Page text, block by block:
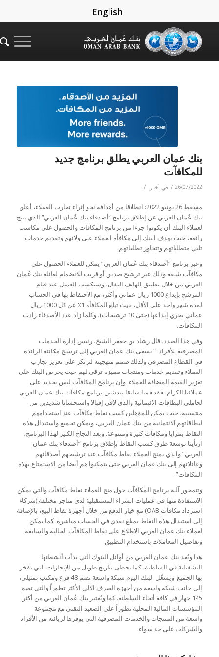
English
بنك عمان العربي يطلق برنامج جديد
للمكافآت
26/07/2022
/ في أخبار /
مسقط 26 يونيو 2022: انطلاقا من أهدافه نحو إثراء تجارب العملاء، أعلن
بنك عُمان العربي عن إطلاق برنامج “أصدقاء بنك عُمان العربي” الذي يتيح
لعملاء البنك أن يكونوا جزءا من برنامج المكافآت والحصول على مكاسب
رائعة، حيث يهدف البنك إلى مكافأة العملاء على ولائهم وتقديم خدمات
تلبي متطلباتهم وتتجاوز تطلعاتهم.
وعبر برنامج “أصدقاء بنك عُمان العربي” يمكن للعملاء الحصول على
مكافآت شيقة وذلك عبر ترشيح صديق أو قريب للانضمام لعائلة بنك عُمان
العربي من خلال تطبيق الهاتف النقال، وسيكسب العميل عند قيام
المرشح بإيداع 1000 ريال عماني وأكثر، مع الاحتفاظ بها في الحساب
لمدة شهر واحد على الأقل، حيث تبلغ المكافأة 1٪ عن كل 1000 ريال
عماني يجري إيداعها (حتى 10 ترشيحات)، وكلما زاد عدد الأصدقاء زادت
المكافآت.
وفي هذا الصدد، قال رشاد بن جعفر الشيخ، رئيس إدارة الخدمات
المصرفية للأفراد: ” يسعى بنك عمان العربي إلى ترسيخ مكانته الرائدة
في القطاع المصرفي ولذلك صمم منهجيته لترتكز على تعزيز تجارب
العملاء وتقديم خدمات ومنتجات مميزة ترقى لهم حيث يحرص البنك على
تعزيز القيمة المضافة للعملاء. وإن برنامج المكافآت ليس بجديد على
عملائنا الكرام، فقد قمنا سابقا بتدشين برنامج مكافآت بنك عمان العربي
لحاملي البطاقات الائتمانية والذي لاقى إقبالا واستحسانا شديدين من
منتسبيه، حيث يمكن للمؤهلين كسب نقاط مكافآت عند استخدامهم
لبطاقاتهم الائتمانية من بنك عمان العربي، ويمكن تجميع واستبدال هذه
النقاط بمزايا ومكافآت كثيرة ومتنوعة. وبعد النجاح الكبير لهذا البرنامج،
ارتأينا توسعة طرق كسب النقاط بإطلاق برنامج “أصدقاء بنك عمان
العربي” والذي يمنح العملاء نقاط مكافآت عند ترشيحهم أصدقائهم
وعائلاتهم إلى بنك عمان العربي حتى يتمكنوا هم أيضا من الاستمتاع بهذه
المكافآت”.
وتتمحور آلية برنامج المكافآت حول منح العملاء نقاط مكافآت والتي يمكن
الاستفادة منها في عمليات الشراء المستقبلية لدى متاجر مختلفة (شركاء
استرداد مكافآت OAB) مع خيار الدفع من خلال أجهزة نقاط البيع، بالإضافة
إلى استبدال هذه النقاط بمبلغ نقدي في الحساب مباشرة. كما يمكن
لعملاء بنك عمان العربي الاطلاع على نقاط المكافآت الحالية والسابقة
وتفاصيل المعاملات باستخدام التطبيق.
هذا ويُعد بنك عمان العربي من أوائل البنوك التي بدأت أنشطتها
التشغيلية في السلطنة، كما يحظى بتاريخ طويل من الإنجازات التي يفخر
بها الجميع. ويشغّل البنك اليوم شبكة واسعة تضم 48 فرع ومكتب تمثيلي،
إلى جانب شبكة واسعة من أجهزة الصرف الآلي الأكثر تطوراً والتي تضم
145 جهاز في كافة أنحاء السلطنة. كما ويُعتبر بنك عُمان العربي من أكثر
المؤسسات المالية المحلية تطوراً على الصعيد التقني مع مجموعة
واسعة من المنتجات والخدمات المصرفية التي يوفرها لزبائنه من الأفراد
والشركات على حد سواء.